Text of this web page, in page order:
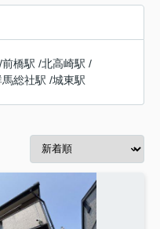
/前橋駅 /北高崎駅 /
馬総社駅 /城東駅